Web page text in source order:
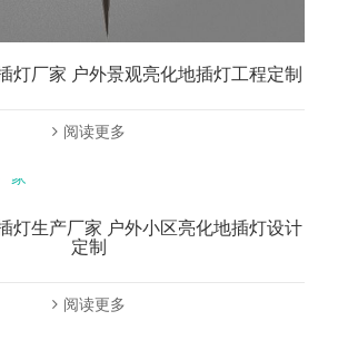
灯厂家 户外景观亮化地插灯工程定制
阅读更多
灯生产厂家 户外小区亮化地插灯设计
定制
阅读更多